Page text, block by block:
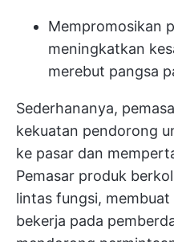
Mempromosikan
meningkatkan
merebut pangsa
Sederhananya,
kekuatan pendorong
ke pasar dan
Pemasar produk
lintas fungsi,
bekerja pada